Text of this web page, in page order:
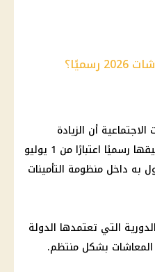
أن الزيادة
السنوية في المعاشات يتم تطبيقها رسميًا اعتبارًا من 1 يوليو
به داخل منظومة التأمينات
التي تعتمدها الدولة
المعاشات بشكل منتظم.